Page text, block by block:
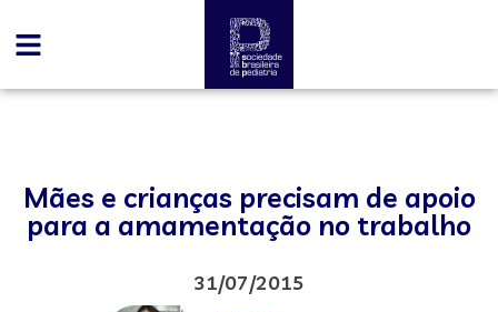
Mães e crianças precisam de apoio
para a amamentação no trabalho
31/07/2015